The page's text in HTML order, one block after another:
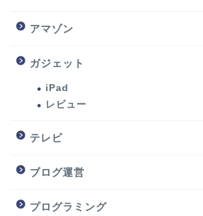
アマゾン
ガジェット
iPad
レビュー
テレビ
ブログ運営
プログラミング